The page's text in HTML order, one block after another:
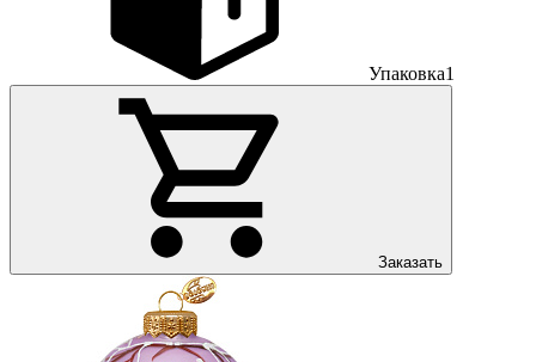
Упаковка1
Заказать